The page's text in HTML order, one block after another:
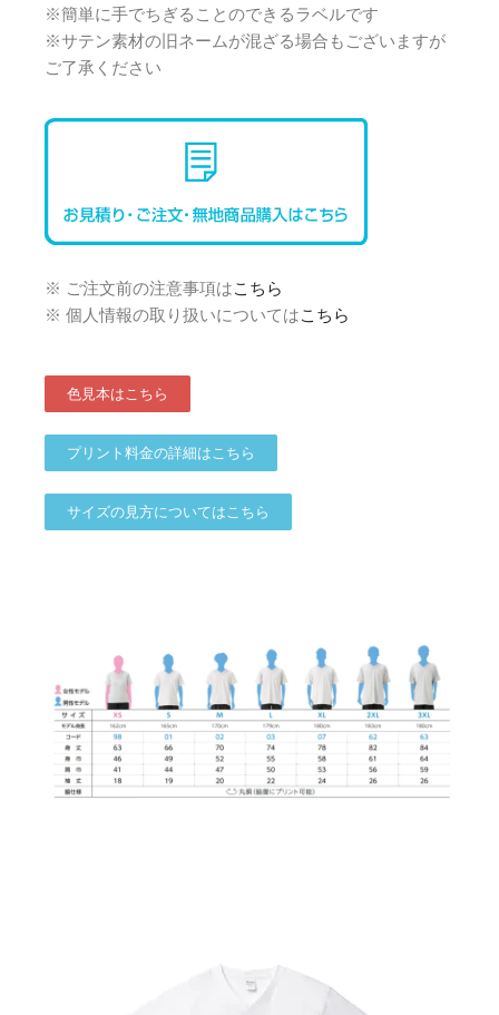
※簡単に手でちぎることのできるラベルです
※サテン素材の旧ネームが混ざる場合もございますが
ご了承ください
※ ご注文前の注意事項はこちら
※ 個人情報の取り扱いについてはこちら
色見本はこちら
プリント料金の詳細はこちら
サイズの見方についてはこちら